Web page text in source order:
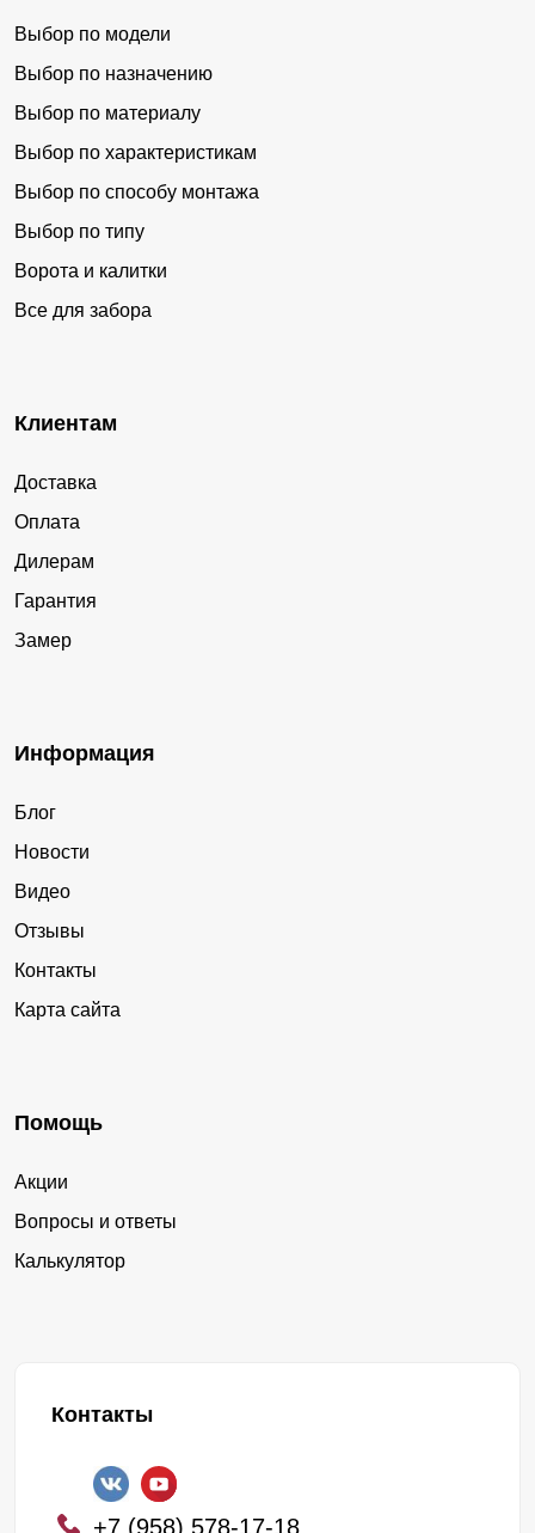
Выбор по модели
Выбор по назначению
Выбор по материалу
Выбор по характеристикам
Выбор по способу монтажа
Выбор по типу
Ворота и калитки
Все для забора
Клиентам
Доставка
Оплата
Дилерам
Гарантия
Замер
Информация
Блог
Новости
Видео
Отзывы
Контакты
Карта сайта
Помощь
Акции
Вопросы и ответы
Калькулятор
Контакты
+7 (958) 578-17-18